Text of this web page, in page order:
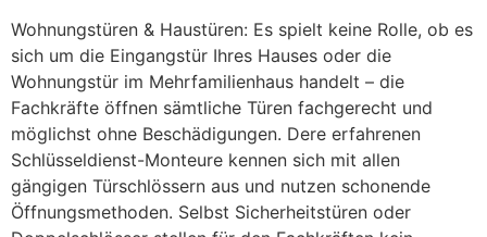
Wohnungstüren & Haustüren: Es spielt keine Rolle, ob es
sich um die Eingangstür Ihres Hauses oder die
Wohnungstür im Mehrfamilienhaus handelt – die
Fachkräfte öffnen sämtliche Türen fachgerecht und
möglichst ohne Beschädigungen. Dere erfahrenen
Schlüsseldienst-Monteure kennen sich mit allen
gängigen Türschlössern aus und nutzen schonende
Öffnungsmethoden. Selbst Sicherheitstüren oder